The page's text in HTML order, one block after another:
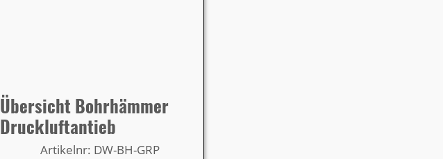
Übersicht Bohrhämmer
Druckluftantieb
Artikelnr: DW-BH-GRP